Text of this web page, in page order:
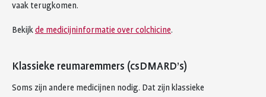
vaak terugkomen.
Bekijk de medicijninformatie over colchicine.
Klassieke reumaremmers (csDMARD’s)
Soms zijn andere medicijnen nodig. Dat zijn klassieke